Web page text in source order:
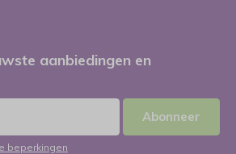
aanbiedingen en
Abonneer
beperkingen